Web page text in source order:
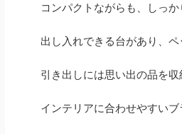
コンパクトながらも、しっ
出し入れできる台があり、ペ
引き出しには思い出の品を
インテリアに合わせやすいブ